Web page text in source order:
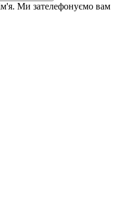
Ми зателефонуємо вам